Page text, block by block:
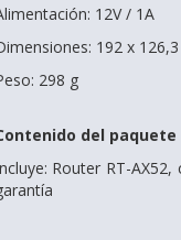
12V / 1A
192 x
298 g
del paquete
Router RT-